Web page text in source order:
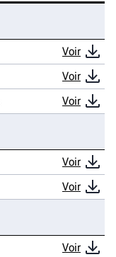
Voir
Voir
Voir
Voir
Voir
Voir